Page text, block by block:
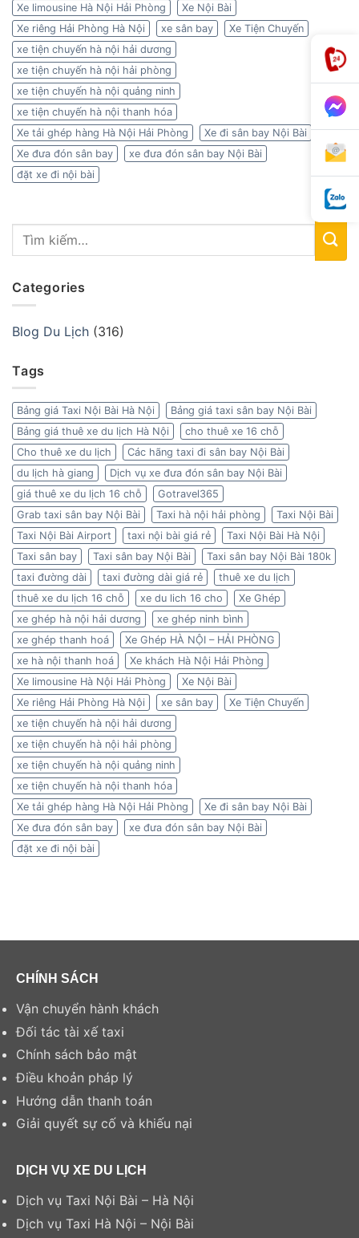
Xe limousine Hà Nội Hải Phòng
Xe Nội Bài
Xe riêng Hải Phòng Hà Nội
xe sân bay
Xe Tiện Chuyến
xe tiện chuyến hà nội hải dương
xe tiện chuyến hà nội hải phòng
xe tiện chuyến hà nội quảng ninh
xe tiện chuyến hà nội thanh hóa
Xe tải ghép hàng Hà Nội Hải Phòng
Xe đi sân bay Nội Bài
Xe đưa đón sân bay
xe đưa đón sân bay Nội Bài
đặt xe đi nội bài
Categories
Blog Du Lịch (316)
Tags
Bảng giá Taxi Nội Bài Hà Nội
Bảng giá taxi sân bay Nội Bài
Bảng giá thuê xe du lịch Hà Nội
cho thuê xe 16 chỗ
Cho thuê xe du lịch
Các hãng taxi đi sân bay Nội Bài
du lịch hà giang
Dịch vụ xe đưa đón sân bay Nội Bài
giá thuê xe du lịch 16 chỗ
Gotravel365
Grab taxi sân bay Nội Bài
Taxi hà nội hải phòng
Taxi Nội Bài
Taxi Nội Bài Airport
taxi nội bài giá rẻ
Taxi Nội Bài Hà Nội
Taxi sân bay
Taxi sân bay Nội Bài
Taxi sân bay Nội Bài 180k
taxi đường dài
taxi đường dài giá rẻ
thuê xe du lịch
thuê xe du lịch 16 chỗ
xe du lich 16 cho
Xe Ghép
xe ghép hà nội hải dương
xe ghép ninh bình
xe ghép thanh hoá
Xe Ghép HÀ NỘI – HẢI PHÒNG
xe hà nội thanh hoá
Xe khách Hà Nội Hải Phòng
Xe limousine Hà Nội Hải Phòng
Xe Nội Bài
Xe riêng Hải Phòng Hà Nội
xe sân bay
Xe Tiện Chuyến
xe tiện chuyến hà nội hải dương
xe tiện chuyến hà nội hải phòng
xe tiện chuyến hà nội quảng ninh
xe tiện chuyến hà nội thanh hóa
Xe tải ghép hàng Hà Nội Hải Phòng
Xe đi sân bay Nội Bài
Xe đưa đón sân bay
xe đưa đón sân bay Nội Bài
đặt xe đi nội bài
CHÍNH SÁCH
Vận chuyển hành khách
Đối tác tài xế taxi
Chính sách bảo mật
Điều khoản pháp lý
Hướng dẫn thanh toán
Giải quyết sự cố và khiếu nại
DỊCH VỤ XE DU LỊCH
Dịch vụ Taxi Nội Bài – Hà Nội
Dịch vụ Taxi Hà Nội – Nội Bài